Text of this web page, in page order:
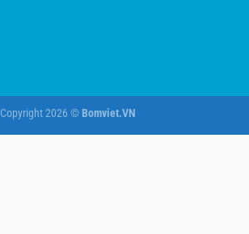
Copyright 2026 © Bomviet.VN